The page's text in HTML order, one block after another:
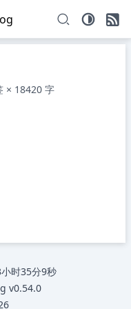
× 18420 字
务端全栈图形化
编辑器v0.1.9更新
化配置工具v0.1.5版
具来了，智能小
具v0.1.4版本
时35分9秒
v0.54.0